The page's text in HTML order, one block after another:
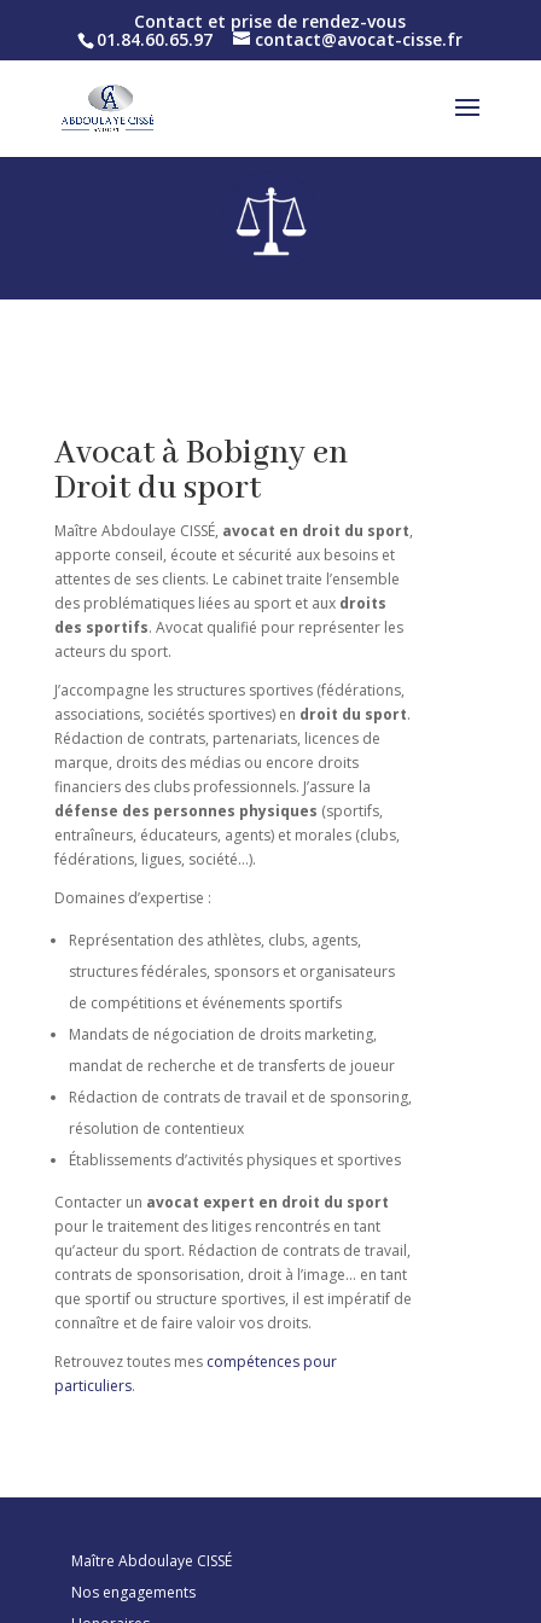
Contact et prise de rendez-vous
01.84.60.65.97 contact@avocat-cisse.fr
Avocat à Bobigny en
Droit du sport
Maître Abdoulaye CISSÉ, avocat en droit du sport,
apporte conseil, écoute et sécurité aux besoins et
attentes de ses clients. Le cabinet traite l’ensemble
des problématiques liées au sport et aux droits
des sportifs. Avocat qualifié pour représenter les
acteurs du sport.
J’accompagne les structures sportives (fédérations,
associations, sociétés sportives) en droit du sport.
Rédaction de contrats, partenariats, licences de
marque, droits des médias ou encore droits
financiers des clubs professionnels. J’assure la
défense des personnes physiques (sportifs,
entraîneurs, éducateurs, agents) et morales (clubs,
fédérations, ligues, société…).
Domaines d’expertise :
Représentation des athlètes, clubs, agents,
structures fédérales, sponsors et organisateurs
de compétitions et événements sportifs
Mandats de négociation de droits marketing,
mandat de recherche et de transferts de joueur
Rédaction de contrats de travail et de sponsoring,
résolution de contentieux
Établissements d’activités physiques et sportives
Contacter un avocat expert en droit du sport
pour le traitement des litiges rencontrés en tant
qu’acteur du sport. Rédaction de contrats de travail,
contrats de sponsorisation, droit à l’image… en tant
que sportif ou structure sportives, il est impératif de
connaître et de faire valoir vos droits.
Retrouvez toutes mes compétences pour
particuliers.
Maître Abdoulaye CISSÉ
Nos engagements